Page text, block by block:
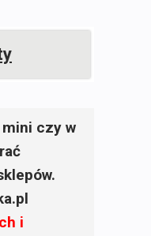
czy w
i